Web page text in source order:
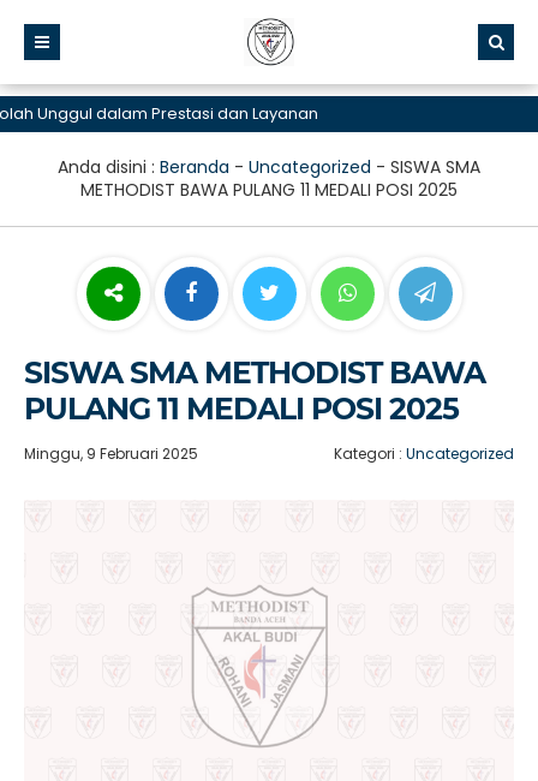
Unggul dalam Prestasi dan Layanan
Anda disini : Beranda - Uncategorized - SISWA SMA
METHODIST BAWA PULANG 11 MEDALI POSI 2025
SISWA SMA METHODIST BAWA
PULANG 11 MEDALI POSI 2025
Minggu, 9 Februari 2025 Kategori : Uncategorized